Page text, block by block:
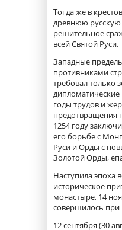
Тогда же в
древнюю русскую
решительное
всей Святой Руси.
Западные
противниками
требовал только
годы трудов и
предотвращения
1254 году
его борьбе с
Руси и Орды с
Золотой Орды,
Наступила эпоха
историческое
монастыре, 14
совершилось при
12 сентября (30